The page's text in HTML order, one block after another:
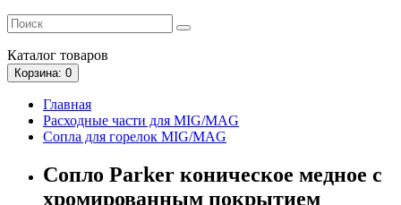
Каталог товаров
Корзина: 0
Главная
Расходные части для MIG/MAG
Сопла для горелок MIG/MAG
Сопло Parker коническое медное с
хромированным покрытием